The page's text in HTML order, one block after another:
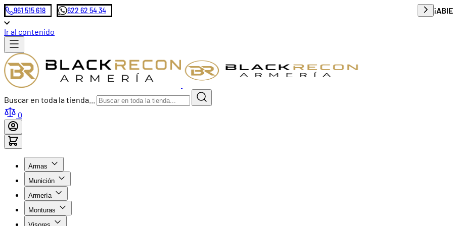
Envío
961 515 618 622 62 54 34
Ir al contenido
Buscar en toda la tienda...
0
Armas
Munición
Armería
Monturas